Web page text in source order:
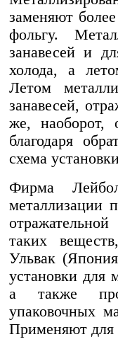
заменяют
фольгу.
занавесей и
холода, а
Летом
занавесей,
же, наоборот,
благодаря
схема
Фирма
металлизации
таких
Ульвак
установки для
а также
упаковочных
Применяют для